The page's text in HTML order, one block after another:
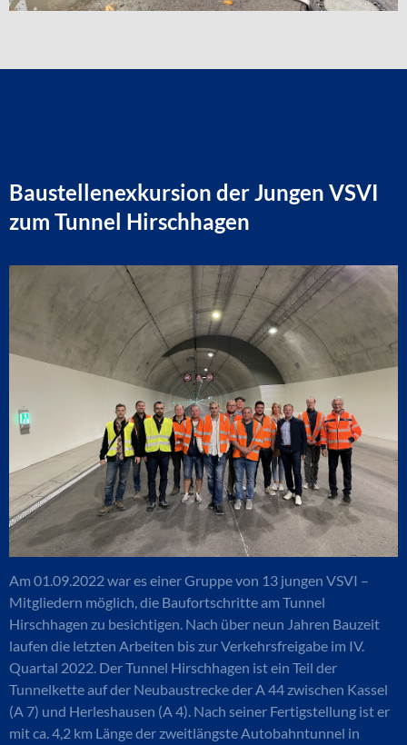
Baustellenexkursion der Jungen VSVI
zum Tunnel Hirschhagen
Am 01.09.2022 war es einer Gruppe von 13 jungen VSVI –
Mitgliedern möglich, die Baufortschritte am Tunnel
Hirschhagen zu besichtigen. Nach über neun Jahren Bauzeit
laufen die letzten Arbeiten bis zur Verkehrsfreigabe im IV.
Quartal 2022. Der Tunnel Hirschhagen ist ein Teil der
Tunnelkette auf der Neubaustrecke der A 44 zwischen Kassel
(A 7) und Herleshausen (A 4). Nach seiner Fertigstellung ist er
mit ca. 4,2 km Länge der zweitlängste Autobahntunnel in